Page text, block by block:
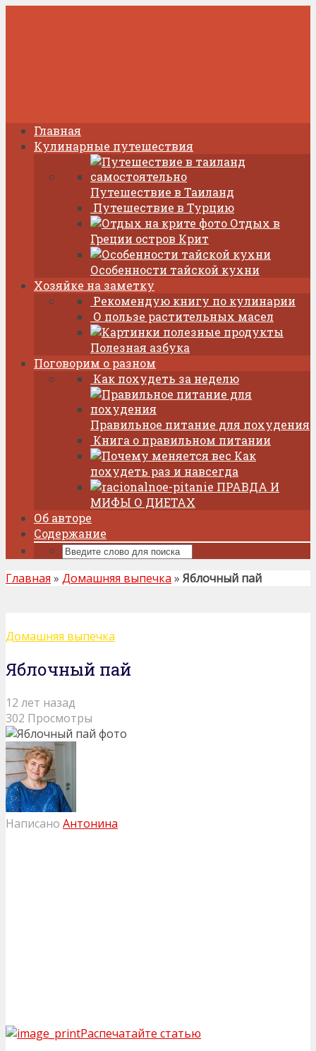
Главная
Кулинарные путешествия
Путешествие в Таиланд
Путешествие в Турцию
Отдых в
Греции остров Крит
Особенности тайской кухни
Хозяйке на заметку
Рекомендую книгу по кулинарии
О пользе растительных масел
Полезная азбука
Поговорим о разном
Как похудеть за неделю
Правильное питание для похудения
Книга о правильном питании
Как
похудеть раз и навсегда
ПРАВДА И
МИФЫ О ДИЕТАХ
Об авторе
Содержание
Главная » Домашняя выпечка » Яблочный пай
Домашняя выпечка
Яблочный пай
12 лет назад
302 Просмотры
Написано Антонина
Распечатайте статью